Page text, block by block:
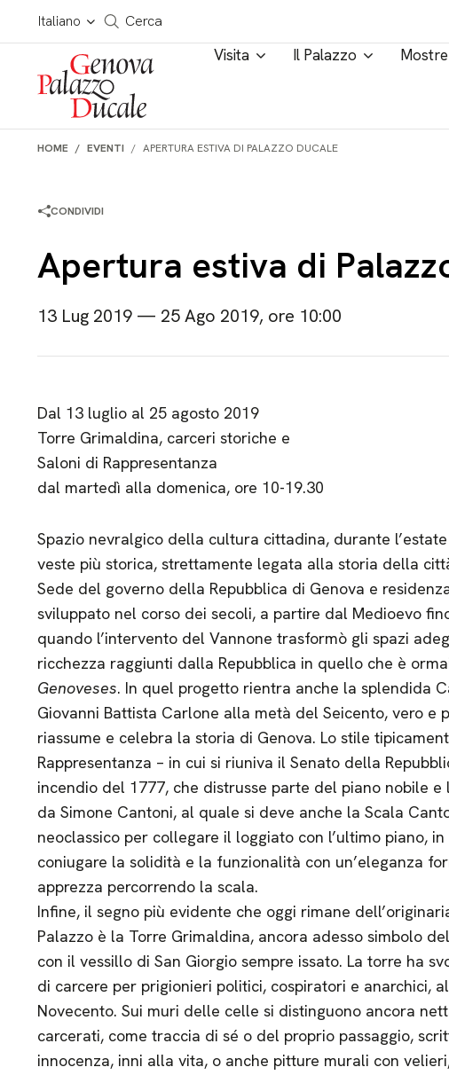
Salta al contenuto
Italiano
Cerca in tutto il sito
Cerca
Visita Il Palazzo Mostre
HOME EVENTI APERTURA ESTIVA DI PALAZZO DUCALE
CONDIVIDI
Apertura estiva di
13 Lug 2019 — 25 Ago 2019, ore 10:00
Dal 13 luglio al 25 agosto 2019
Torre Grimaldina, carceri storiche e
Saloni di Rappresentanza
dal martedì alla domenica, ore 10-19.30
Spazio nevralgico della cultura cittadina, durante
veste più storica, strettamente legata alla storia della
Sede del governo della Repubblica di Genova e
sviluppato nel corso dei secoli, a partire dal Medioevo
quando l’intervento del Vannone trasformò gli spazi
ricchezza raggiunti dalla Repubblica in quello che è
Genoveses. In quel progetto rientra anche la splendida
Giovanni Battista Carlone alla metà del Seicento, vero e
riassume e celebra la storia di Genova. Lo stile
Rappresentanza – in cui si riuniva il Senato della
incendio del 1777, che distrusse parte del piano nobile
da Simone Cantoni, al quale si deve anche la Scala
neoclassico per collegare il loggiato con l’ultimo piano,
coniugare la solidità e la funzionalità con un’eleganza
apprezza percorrendo la scala.
Infine, il segno più evidente che oggi rimane
Palazzo è la Torre Grimaldina, ancora adesso simbolo
con il vessillo di San Giorgio sempre issato. La torre ha
di carcere per prigionieri politici, cospiratori e anarchici,
Novecento. Sui muri delle celle si distinguono ancora
carcerati, come traccia di sé o del proprio passaggio,
innocenza, inni alla vita, o anche pitture murali con